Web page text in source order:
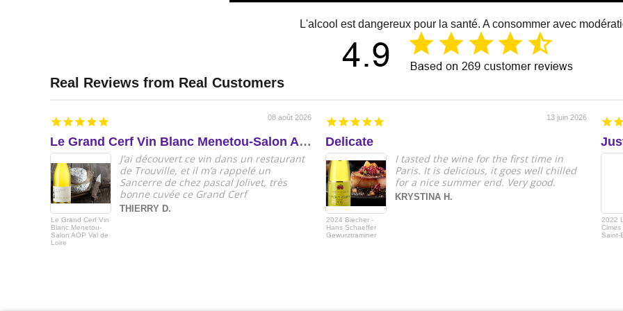
L'alcool est dangereux pour la santé. A consommer avec
08 août 2026
Le Grand Cerf Vin Blanc Menetou-Salon AOP Val de Loire
Le Grand Cerf Vin
Blanc Menetou-
Salon AOP Val de
Loire
J’ai découvert ce vin dans un restaurant
de Trouville, et il m’a rappelé un
Sancerre de chez pascal Jolivet, très
bonne cuvée ce Grand Cerf
THIERRY D.
13 juin 2026
Delicate
2024 Biecher -
Hans Schaeffer
Gewurztraminer
I tasted the wine for the first time in
Paris. It is delicious, it goes well chilled
for a nice summer end. Very good.
KRYSTINA H.
2022
Cimes
Saint-